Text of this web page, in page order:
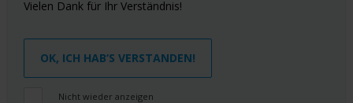
Vielen Dank für Ihr Verständnis!
OK, ICH HAB‘S VERSTANDEN!
Nicht wieder anzeigen